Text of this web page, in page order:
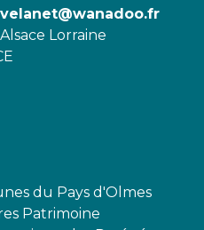
Lorraine
du Pays d'Olmes
Patrimoine